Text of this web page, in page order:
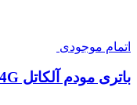
اتمام موجودی
باتری مودم آلکاتل BT70 4G